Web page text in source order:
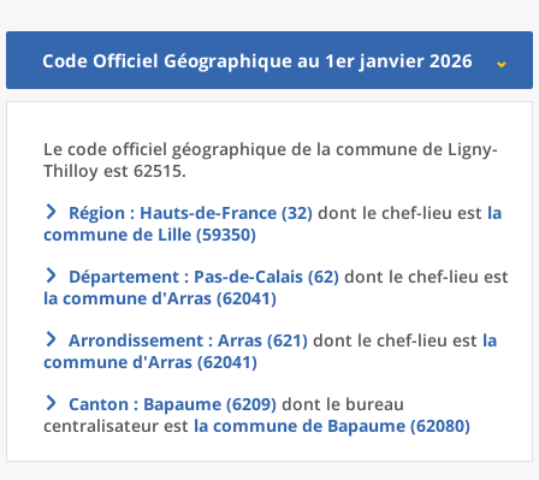
Code Officiel Géographique au 1er janvier 2026
Le code officiel géographique de la commune de Ligny-
Thilloy est 62515.
Région : Hauts-de-France (32) dont le chef-lieu est la
commune de Lille (59350)
Département : Pas-de-Calais (62) dont le chef-lieu est
la commune d'Arras (62041)
Arrondissement : Arras (621) dont le chef-lieu est la
commune d'Arras (62041)
Canton : Bapaume (6209) dont le bureau
centralisateur est la commune de Bapaume (62080)